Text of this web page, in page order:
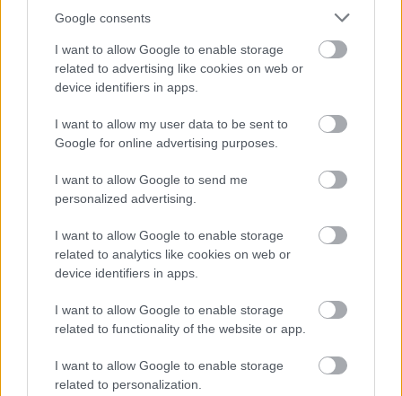
Google consents
I want to allow Google to enable storage
related to advertising like cookies on web or
device identifiers in apps.
I want to allow my user data to be sent to
Google for online advertising purposes.
I want to allow Google to send me
personalized advertising.
I want to allow Google to enable storage
related to analytics like cookies on web or
device identifiers in apps.
I want to allow Google to enable storage
related to functionality of the website or app.
I want to allow Google to enable storage
related to personalization.
Ακολουθήστε τοinsider.gr στο Google News
από την Ελλάδα και τον κόσμο.